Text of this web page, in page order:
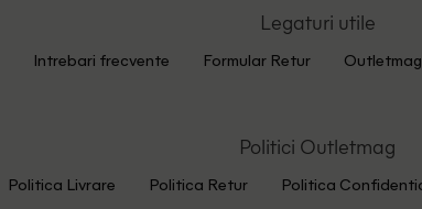
Legaturi utile
Intrebari frecvente Formular Retur
Politici Outletmag
Politica Livrare Politica Retur Politica